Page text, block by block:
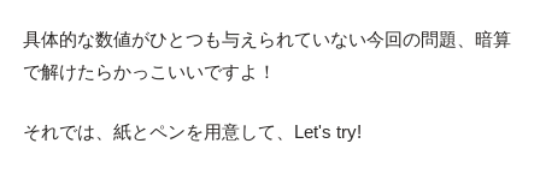
具体的な数値がひとつも与えられていない今回の問題、暗算
で解けたらかっこいいですよ！
それでは、紙とペンを用意して、Let's try!